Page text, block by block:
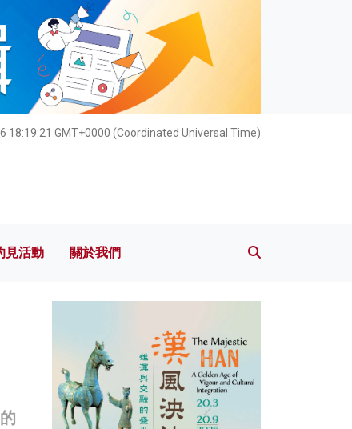
18:19:23 GMT+0000 (Coordinated Universal Time)
灼見活動 關於我們
見活動 關於我們